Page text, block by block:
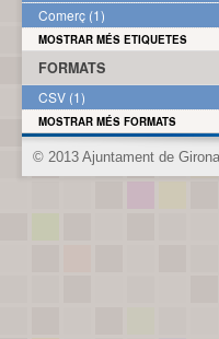
Comerç (1)
MOSTRAR MÉS ETIQUETES
FORMATS
CSV (1)
MOSTRAR MÉS FORMATS
© 2013 Ajuntament de Girona